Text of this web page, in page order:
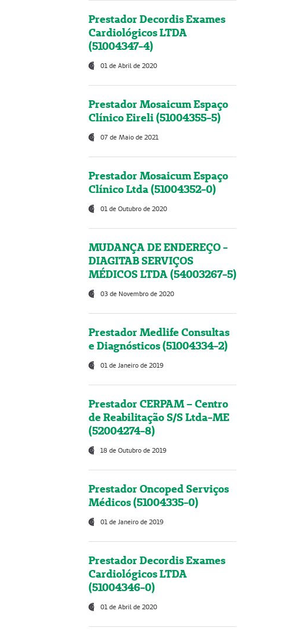
Prestador Decordis Exames
Cardiológicos LTDA
(51004347-4)
01 de Abril de 2020
Prestador Mosaicum Espaço
Clínico Eireli (51004355-5)
07 de Maio de 2021
Prestador Mosaicum Espaço
Clínico Ltda (51004352-0)
01 de Outubro de 2020
MUDANÇA DE ENDEREÇO -
DIAGITAB SERVIÇOS
MÉDICOS LTDA (54003267-5)
03 de Novembro de 2020
Prestador Medlife Consultas
e Diagnósticos (51004334-2)
01 de Janeiro de 2019
Prestador CERPAM – Centro
de Reabilitação S/S Ltda-ME
(52004274-8)
18 de Outubro de 2019
Prestador Oncoped Serviços
Médicos (51004335-0)
01 de Janeiro de 2019
Prestador Decordis Exames
Cardiológicos LTDA
(51004346-0)
01 de Abril de 2020